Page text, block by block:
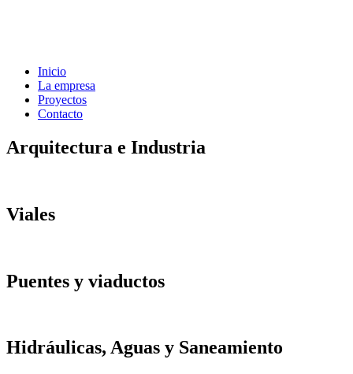
Inicio
La empresa
Proyectos
Contacto
Arquitectura e Industria
Viales
Puentes y viaductos
Hidráulicas, Aguas y Saneamiento